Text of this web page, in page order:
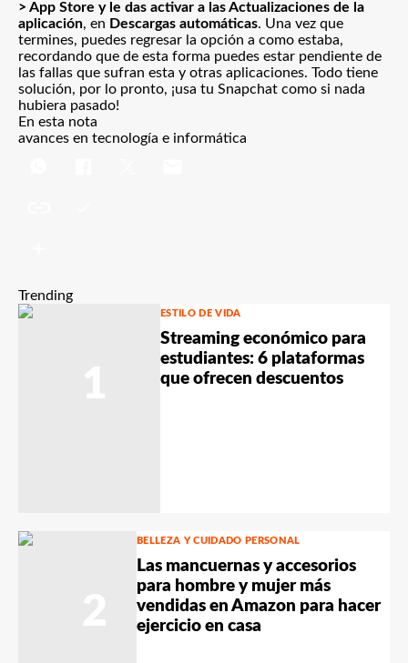
> App Store y le das activar a las Actualizaciones de la
aplicación, en Descargas automáticas. Una vez que
termines, puedes regresar la opción a como estaba,
recordando que de esta forma puedes estar pendiente de
las fallas que sufran esta y otras aplicaciones. Todo tiene
solución, por lo pronto, ¡usa tu Snapchat como si nada
hubiera pasado!
En esta nota
avances en tecnología e informática
Trending
ESTILO DE VIDA
Streaming económico para
estudiantes: 6 plataformas
que ofrecen descuentos
BELLEZA Y CUIDADO PERSONAL
Las mancuernas y accesorios
para hombre y mujer más
vendidas en Amazon para hacer
ejercicio en casa